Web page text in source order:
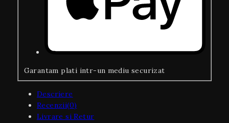
Garantam plati intr-un mediu securizat
Descriere
Recenzii(0)
Livrare si Retur